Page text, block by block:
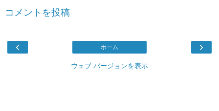
コメントを投稿
‹ ›
ホーム
ウェブ バージョンを表示